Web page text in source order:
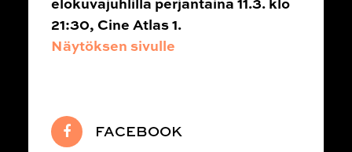
21:30, Cine Atlas 1.
Näytöksen sivulle
FACEBOOK